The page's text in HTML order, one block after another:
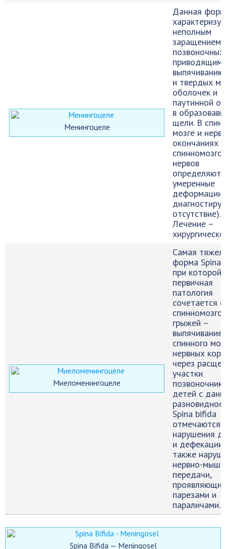
Менингоцеле
Данная
неполным
заращением
приводящим
выпячиванию
и твердых
оболочек и
паутинной
в
щели. В
мозге и
окончаниях
нервов
умеренные
деформации
отсутствие).
Лечение –
Миеломенингоцеле
Самая
форма Spina
при которой
первичная
патология
сочетается
грыжей –
спинного
нервных
через
участки
детей с
Spina bifida
отмечаются
нарушения
и
также
нервно-
передачи,
парезами и
параличами.
Spina Bifida — Meningosel